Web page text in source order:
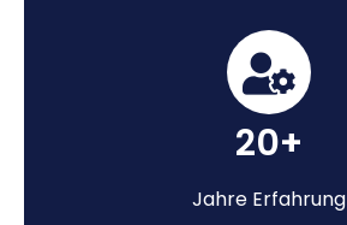
20+
Jahre Erfahrung